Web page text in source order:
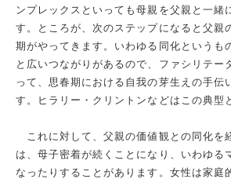
ンプレックスといっても母親を父親と一緒
す。ところが、次のステップになると父親
期がやってきます。いわゆる同化というも
と広いつながりがあるので、ファシリテー
って、思春期における自我の芽生えの手伝
す。ヒラリー・クリントンなどはこの典型
これに対して、父親の価値観との同化を
は、母子密着が続くことになり、いわゆる
なったりすることがあります。女性は家庭